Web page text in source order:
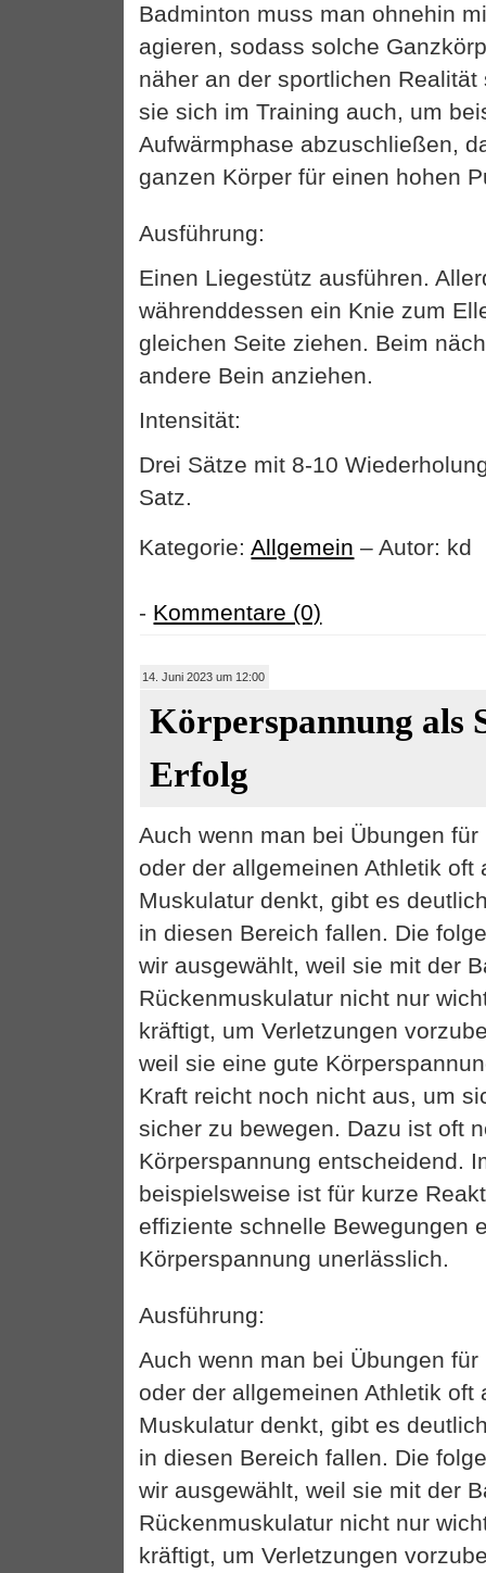
Badminton muss man ohnehin
agieren, sodass solche
näher an der sportlichen
sie sich im Training auch, um
Aufwärmphase abzuschließen,
ganzen Körper für einen hohen
Ausführung:
Einen Liegestütz ausführen.
währenddessen ein Knie zum
gleichen Seite ziehen. Beim
andere Bein anziehen.
Intensität:
Drei Sätze mit 8-10
Satz.
Kategorie:Allgemein – Autor: kd
- Kommentare (0)
14. Juni 2023 um 12:00
Körperspannung als
Erfolg
Auch wenn man bei Übungen
oder der allgemeinen Athletik oft
Muskulatur denkt, gibt es
in diesen Bereich fallen. Die
wir ausgewählt, weil sie mit der
Rückenmuskulatur nicht nur
kräftigt, um Verletzungen
weil sie eine gute
Kraft reicht noch nicht aus, um
sicher zu bewegen. Dazu ist oft
Körperspannung entscheidend.
beispielsweise ist für kurze
effiziente schnelle Bewegungen
Körperspannung unerlässlich.
Ausführung:
Auch wenn man bei Übungen
oder der allgemeinen Athletik oft
Muskulatur denkt, gibt es
in diesen Bereich fallen. Die
wir ausgewählt, weil sie mit der
Rückenmuskulatur nicht nur
kräftigt, um Verletzungen